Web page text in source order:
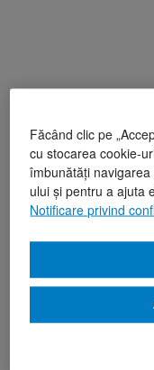
Făcând clic pe
cu stocarea cookie-
îmbunătăți
ului și pentru a ajuta
Notificare privind